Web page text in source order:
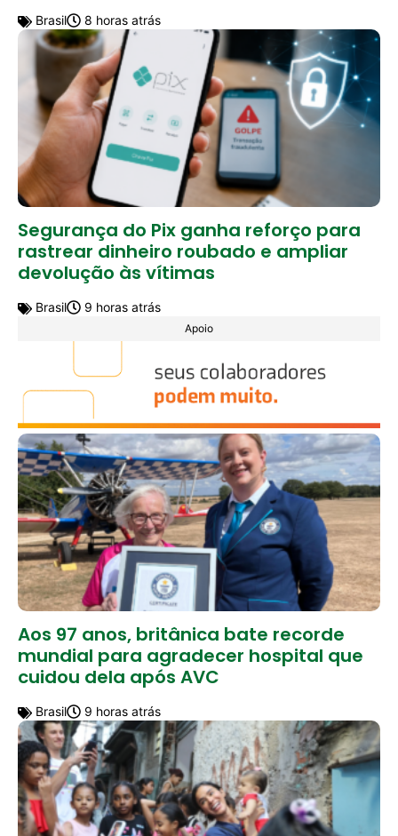
Brasil 8 horas atrás
Segurança do Pix ganha reforço para
rastrear dinheiro roubado e ampliar
devolução às vítimas
Brasil 9 horas atrás
Apoio
Aos 97 anos, britânica bate recorde
mundial para agradecer hospital que
cuidou dela após AVC
Brasil 9 horas atrás